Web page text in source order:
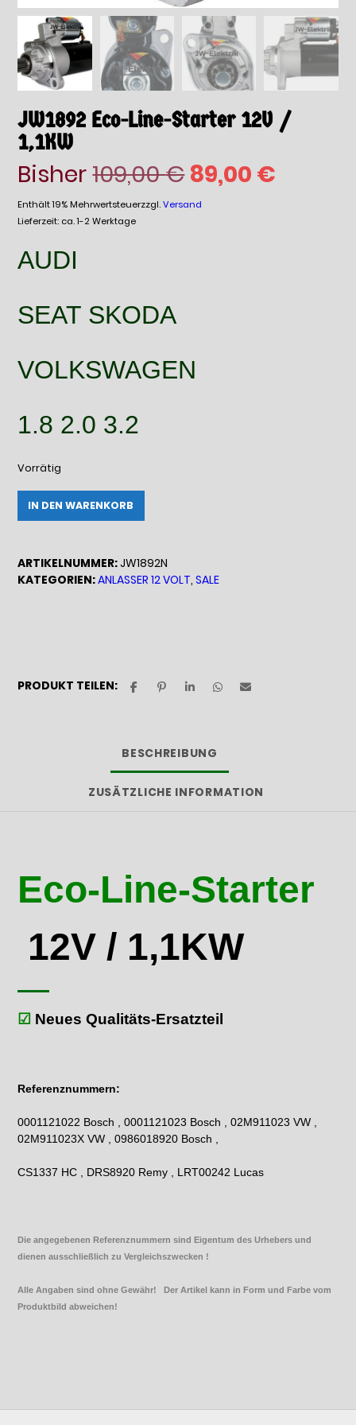
JW1892 Eco-Line-Starter 12V /
1,1KW
Bisher109,00€
Preis
89,00 €
Enthält 19% Mehrwertsteuerzzgl.Versand
Lieferzeit: ca. 1-2 Werktage
AUDI
SEAT SKODA
VOLKSWAGEN
1.8 2.0 3.2
Vorrätig
JW1892
12V
/
IN DEN WARENKORB
ARTIKELNUMMER:JW1892N
KATEGORIEN:ANLASSER 12 VOLT,SALE
PRODUKT TEILEN:
BESCHREIBUNG
ZUSÄTZLICHE INFORMATION
Eco-Line-Starter
12V / 1,1KW
☑ Neues Qualitäts-Ersatzteil
Referenznummern:
0001121022 Bosch , 0001121023 Bosch , 02M911023 VW ,
02M911023X VW , 0986018920 Bosch ,
CS1337 HC , DRS8920 Remy , LRT00242 Lucas
Die angegebenen Referenznummern sind Eigentum des Urhebers und
dienen ausschließlich zu Vergleichszwecken !
Alle Angaben sind ohne Gewähr! Der Artikel kann in Form und Farbe vom
Produktbild abweichen!